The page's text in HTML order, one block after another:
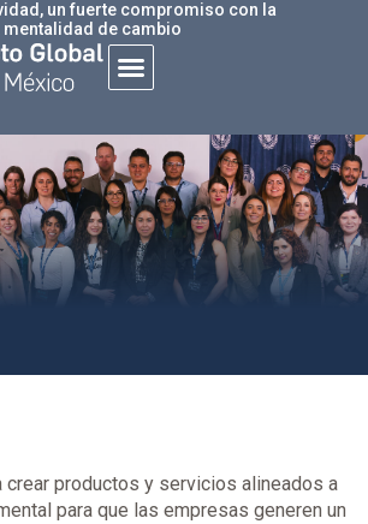
un fuerte compromiso con la
de cambio
crear productos y servicios alineados a
para que las empresas generen un